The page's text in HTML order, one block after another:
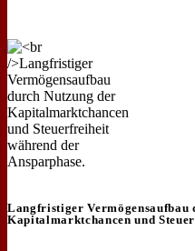
Langfristiger Vermögensaufbau
Kapitalmarktchancen und